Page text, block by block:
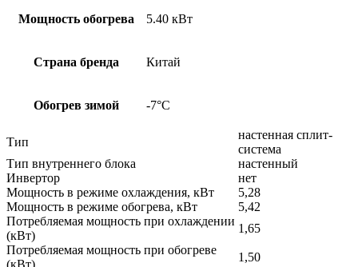
Мощность обогрева 5.40 кВт
Страна бренда Китай
Обогрев зимой -7°С
Тип
настенная сплит-
система
Тип внутреннего блока
настенный
Инвертор
нет
Мощность в режиме охлаждения, кВт
5,28
Мощность в режиме обогрева, кВт
5,42
Потребляемая мощность при охлаждении
(кВт)
1,65
Потребляемая мощность при обогреве
1,50